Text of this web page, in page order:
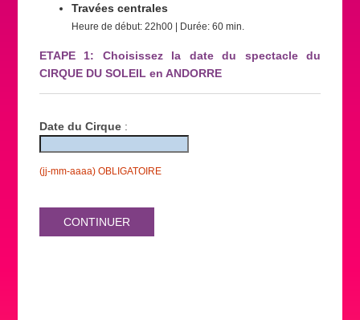
Travées centrales
Heure de début: 22h00 | Durée: 60 min.
ETAPE 1: Choisissez la date du spectacle du
CIRQUE DU SOLEIL en ANDORRE
Date du Cirque :
(jj-mm-aaaa) OBLIGATOIRE